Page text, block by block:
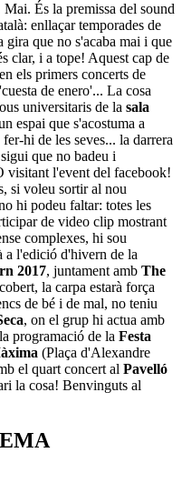
Mai. És la premissa del sound
enllaçar temporades de
gira que no s'acaba mai i que
clar, i a tope! Aquest cap de
els primers concerts de
de enero'... La cosa
universitaris de la sala
espai que s'acostuma a
hi de les seves... la darrera
que no badeu i
visitant l'event del facebook!
si voleu sortir al nou
hi podeu faltar: totes les
de video clip mostrant
complexes, hi sou
a l'edició d'hivern de la
2017, juntament amb The
la carpa estarà força
de bé i de mal, no teniu
, on el grup hi actua amb
programació de la Festa
(Plaça d'Alexandre
el quart concert al Pavelló
la cosa! Benvinguts al